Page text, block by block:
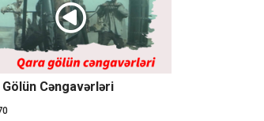
01:00:49
Cəngavərləri